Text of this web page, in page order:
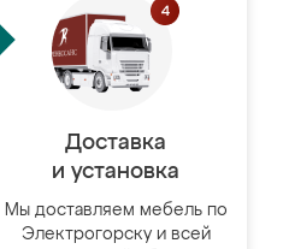
Доставка
и установка
Мы доставляем мебель по
Электрогорску и всей